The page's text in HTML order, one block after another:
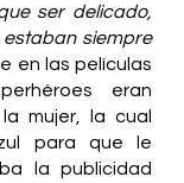
ser delicado,
siempre
en las películas
eran
mujer, la cual
para que le
la publicidad